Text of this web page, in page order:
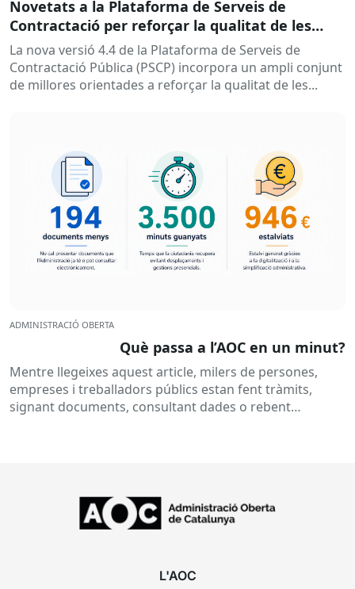
Novetats a la Plataforma de Serveis de
Contractació per reforçar la qualitat de les
dades i simplificar la gestió
La nova versió 4.4 de la Plataforma de Serveis de
Contractació Pública (PSCP) incorpora un ampli conjunt
de millores orientades a reforçar la qualitat de les...
ADMINISTRACIÓ OBERTA
Què passa a l’AOC en un minut?
Mentre llegeixes aquest article, milers de persones,
empreses i treballadors públics estan fent tràmits,
signant documents, consultant dades o rebent
L'AOC